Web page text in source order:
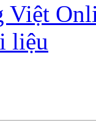
Việt
liệu